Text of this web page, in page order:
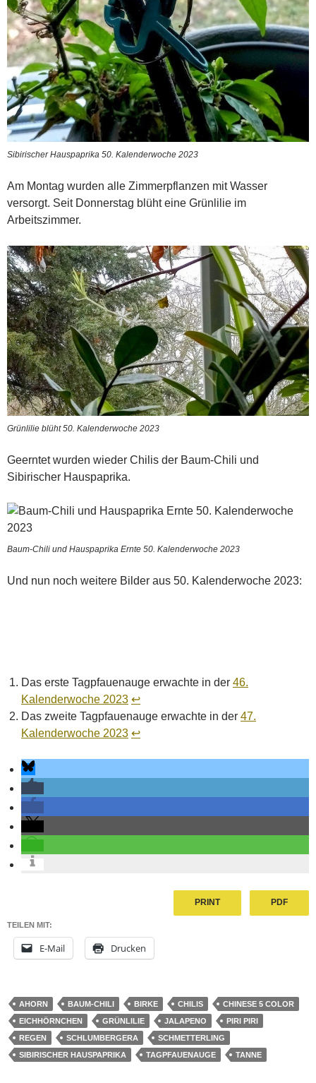
Sibirischer Hauspaprika 50. Kalenderwoche 2023
Am Montag wurden alle Zimmerpflanzen mit Wasser
versorgt. Seit Donnerstag blüht eine Grünlilie im
Arbeitszimmer.
Grünlilie blüht 50. Kalenderwoche 2023
Geerntet wurden wieder Chilis der Baum-Chili und
Sibirischer Hauspaprika.
Baum-Chili und Hauspaprika Ernte 50. Kalenderwoche 2023
Und nun noch weitere Bilder aus 50. Kalenderwoche 2023:
Das erste Tagpfauenauge erwachte in der 46.
Kalenderwoche 2023 ↩︎
Das zweite Tagpfauenauge erwachte in der 47.
Kalenderwoche 2023 ↩︎
PRINT PDF
TEILEN MIT:
E-Mail Drucken
AHORN BAUM-CHILI BIRKE CHILIS
CHINESE 5 COLOR
EICHHÖRNCHEN
GRÜNLILIE JALAPENO
PIRI PIRI
REGEN
SCHLUMBERGERA
SCHMETTERLING
SIBIRISCHER HAUSPAPRIKA
TAGPFAUENAUGE TANNE